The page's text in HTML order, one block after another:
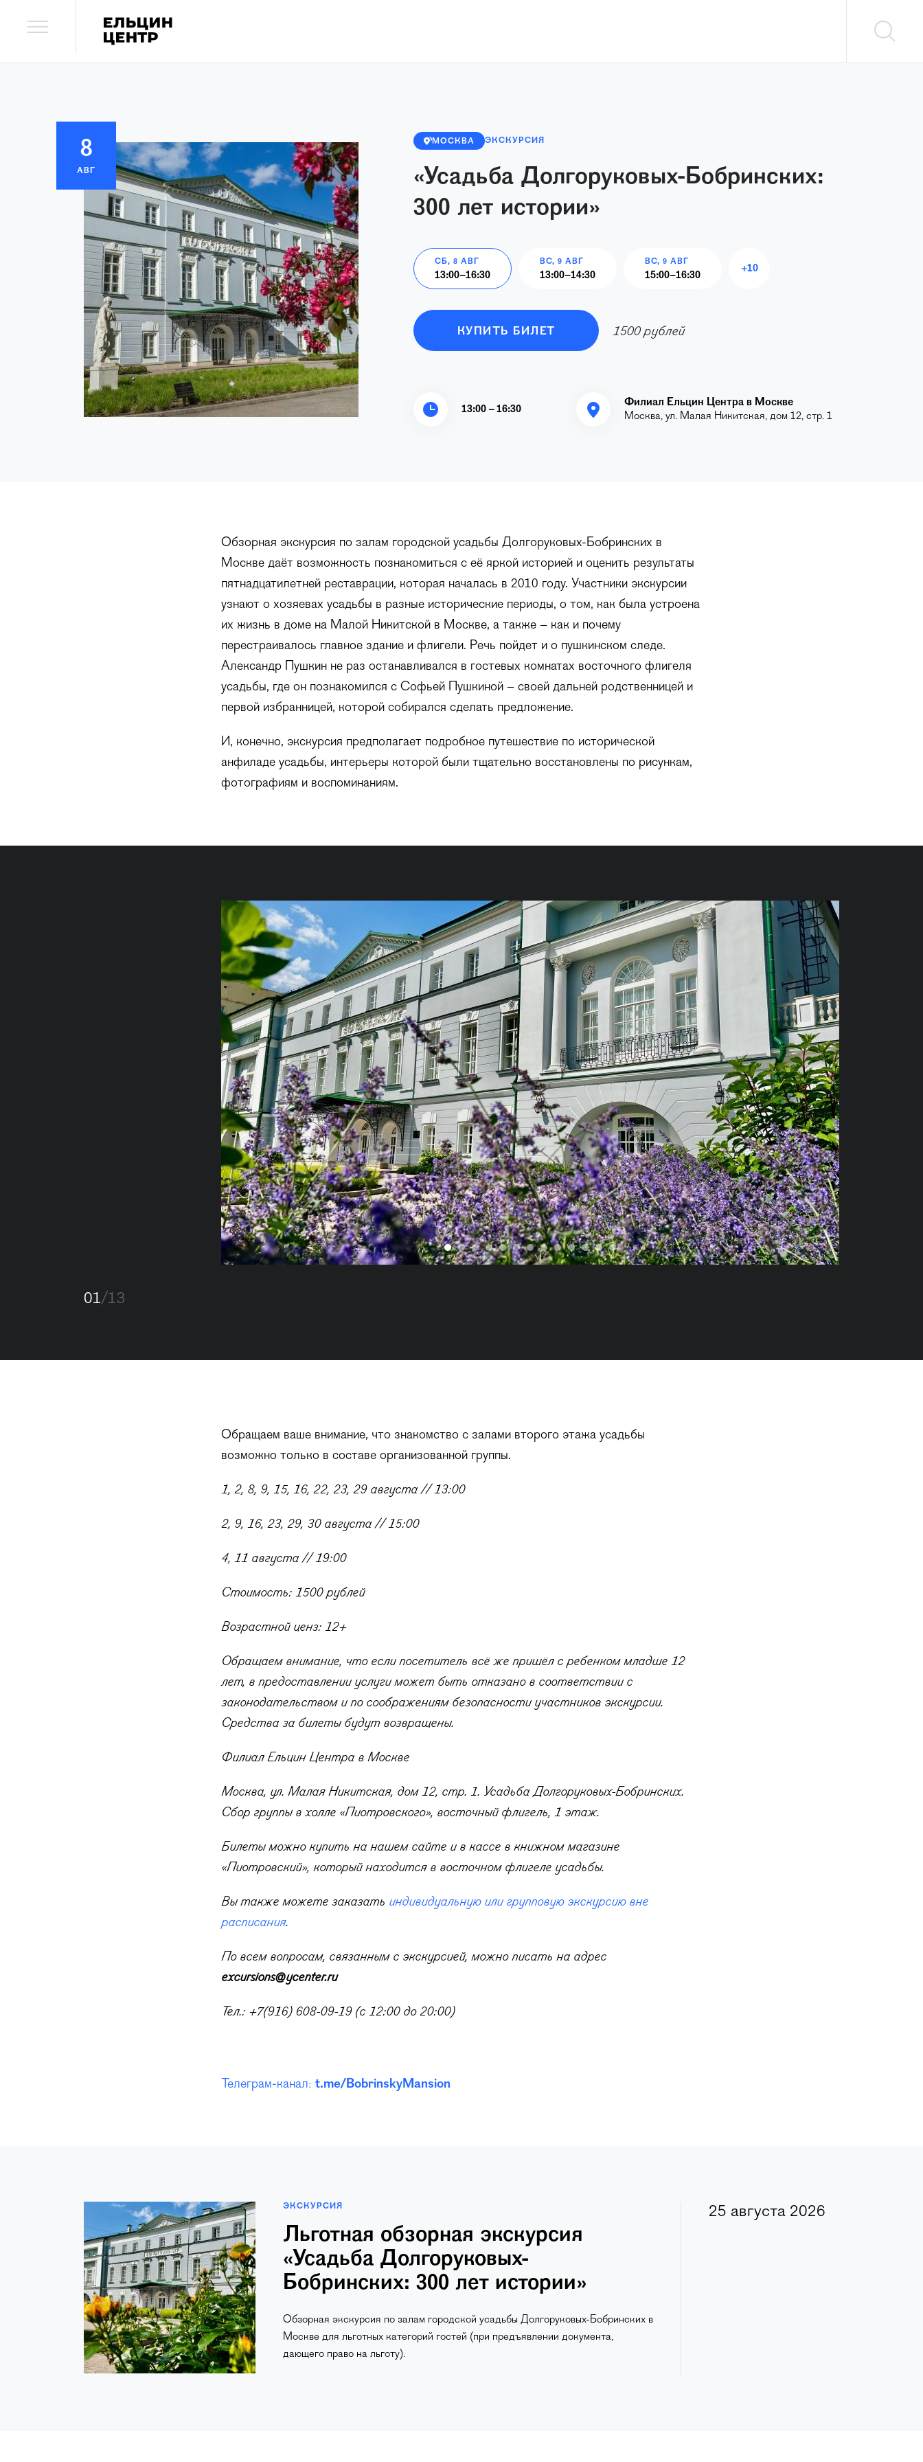
8
АВГ
МОСКВА ЭКСКУРСИЯ
«Усадьба Долгоруковых-Бобринских:
300 лет истории»
СБ, 8 АВГ
13:00–16:30
ВС, 9 АВГ
13:00–14:30
ВС, 9 АВГ
15:00–16:30
+10
КУПИТЬ БИЛЕТ 1500 рублей
13:00 – 16:30
Филиал Ельцин Центра в Москве
Москва, ул. Малая Никитская, дом 12, стр. 1
Обзорная экскурсия по залам городской усадьбы Долгоруковых-Бобринских в
Москве даёт возможность познакомиться с её яркой историей и оценить результаты
пятнадцатилетней реставрации, которая началась в 2010 году. Участники экскурсии
узнают о хозяевах усадьбы в разные исторические периоды, о том, как была устроена
их жизнь в доме на Малой Никитской в Москве, а также – как и почему
перестраивалось главное здание и флигели. Речь пойдет и о пушкинском следе.
Александр Пушкин не раз останавливался в гостевых комнатах восточного флигеля
усадьбы, где он познакомился с Софьей Пушкиной – своей дальней родственницей и
первой избранницей, которой собирался сделать предложение.
И, конечно, экскурсия предполагает подробное путешествие по исторической
анфиладе усадьбы, интерьеры которой были тщательно восстановлены по рисункам,
фотографиям и воспоминаниям.
01/13
Обращаем ваше внимание, что знакомство с залами второго этажа усадьбы
возможно только в составе организованной группы.
1, 2, 8, 9, 15, 16, 22, 23, 29 августа // 13:00
2, 9, 16, 23, 29, 30 августа // 15:00
4, 11 августа // 19:00
Стоимость: 1500 рублей
Возрастной ценз: 12+
Обращаем внимание, что если посетитель всё же пришёл с ребенком младше 12
лет, в предоставлении услуги может быть отказано в соответствии с
законодательством и по соображениям безопасности участников экскурсии.
Средства за билеты будут возвращены.
Филиал Ельцин Центра в Москве
Москва, ул. Малая Никитская, дом 12, стр. 1. Усадьба Долгоруковых-Бобринских.
Сбор группы в холле «Пиотровского», восточный флигель, 1 этаж.
Билеты можно купить на нашем сайте и в кассе в книжном магазине
«Пиотровский», который находится в восточном флигеле усадьбы.
Вы также можете заказать индивидуальную или групповую экскурсию вне
расписания.
По всем вопросам, связанным с экскурсией, можно писать на адрес
excursions@ycenter.ru
Тел.: +7(916) 608-09-19 (с 12:00 до 20:00)
Телеграм-канал: t.me/BobrinskyMansion
ЭКСКУРСИЯ
Льготная обзорная экскурсия
«Усадьба Долгоруковых-
Бобринских: 300 лет истории»
Обзорная экскурсия по залам городской усадьбы Долгоруковых-Бобринских в
Москве для льготных категорий гостей (при предъявлении документа,
дающего право на льготу).
25 августа 2026